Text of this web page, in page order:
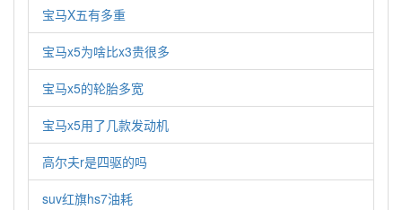
宝马X五有多重
宝马x5为啥比x3贵很多
宝马x5的轮胎多宽
宝马x5用了几款发动机
高尔夫r是四驱的吗
suv红旗hs7油耗